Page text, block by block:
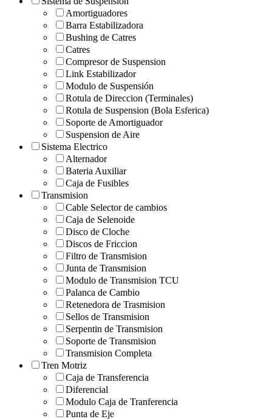
Amortiguadores
Barra Estabilizadora
Bushing de Catres
Catres
Compresor de Suspension
Link Estabilizador
Modulo de Suspensión
Rotula de Direccion (Terminales)
Rotula de Suspension (Bola Esferica)
Soporte de Amortiguador
Suspension de Aire
Sistema Electrico
Alternador
Bateria Auxiliar
Caja de Fusibles
Transmision
Cable Selector de cambios
Caja de Selenoide
Disco de Cloche
Discos de Friccion
Filtro de Transmision
Junta de Transmision
Modulo de Transmision TCU
Palanca de Cambio
Retenedora de Trasmision
Sellos de Transmision
Serpentin de Transmision
Soporte de Transmision
Transmision Completa
Tren Motriz
Caja de Transferencia
Diferencial
Modulo Caja de Tranferencia
Punta de Eje